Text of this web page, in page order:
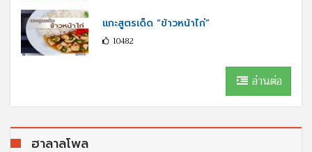
แกะสูตรเด็ด “ข้าวหน้าไก่”
10482
อ่านต่อ
ฮาลาลโพล